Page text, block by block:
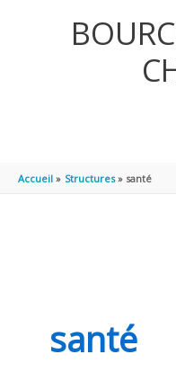
Accueil Structures santé
santé